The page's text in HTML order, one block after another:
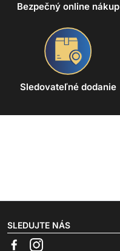
Bezpečný online nákup
Sledovateľné dodanie
SLEDUJTE NÁS